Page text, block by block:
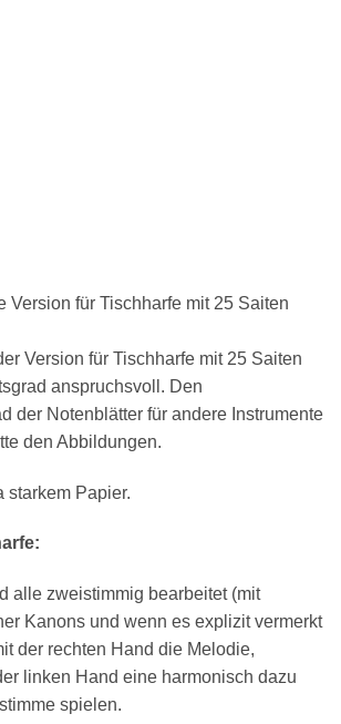
Version für Tischharfe mit 25 Saiten
Version für Tischharfe mit 25 Saiten
anspruchsvoll. Den
der Notenblätter für andere Instrumente
den Abbildungen.
starkem Papier.
alle zweistimmig bearbeitet (mit
Kanons und wenn es explizit vermerkt
der rechten Hand die Melodie,
linken Hand eine harmonisch dazu
spielen.
21 SAITEN 25 SAITEN 37 SAITEN
AKKORDZITHER